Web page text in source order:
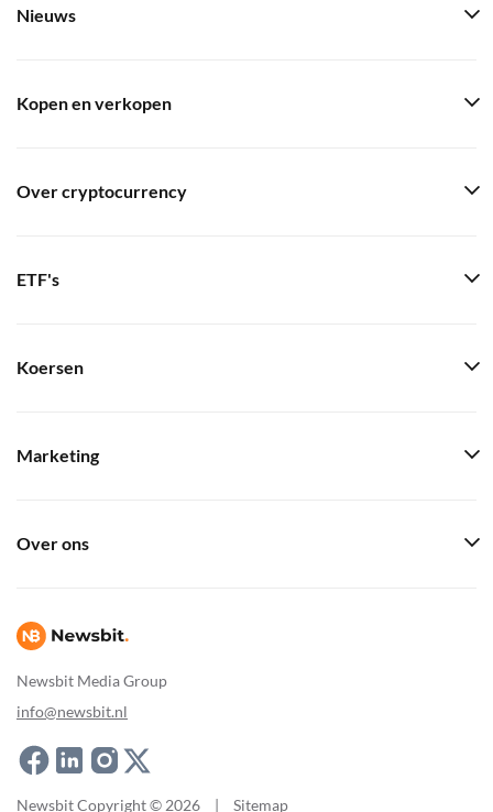
Newsbit Media Group
info@newsbit.nl
Nieuws
Kopen en verkopen
Over cryptocurrency
ETF's
Koersen
Marketing
Over ons
Newsbit Copyright © 2026 | Sitemap